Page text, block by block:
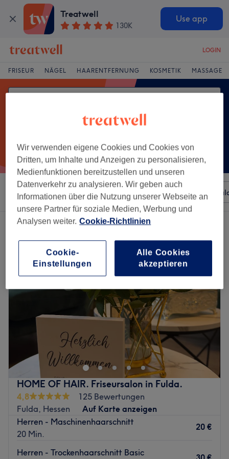
Treatwell
130K
Use app
LOGIN
FRISEUR NÄGEL HAARENTFERNUNG KOSMETIK MASSAGE
Sortieren nach Beliebiger Preis Besonderheiten
Ein Salon, der anbietet: herren - trockenhaarschnitt in Fulda, Hessen
HOME OF HAIR. Friseursalon in Fulda.
4,8
125 Bewertungen
Fulda, Hessen
Auf Karte anzeigen
Herren - Maschinenhaarschnitt
20 Min.
20 €
Herren - Trockenhaarschnitt Basic
Wir verwenden eigene Cookies und Cookies von
Dritten, um Inhalte und Anzeigen zu personalisieren,
Medienfunktionen bereitzustellen und unseren
Datenverkehr zu analysieren. Wir geben auch
Informationen über die Nutzung unserer Webseite an
unsere Partner für soziale Medien, Werbung und
Analysen weiter. Cookie-Richtlinien
Cookie-
Einstellungen
Alle Cookies
akzeptieren